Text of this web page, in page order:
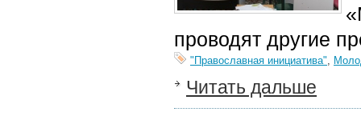
проводят другие
"Православная инициатива",
Читать дальше